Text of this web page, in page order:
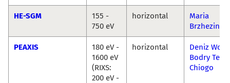
HE-SGM
155 -
750 eV
horizontal
Maria
PEAXIS
180 eV -
1600 eV
(RIXS:
200 eV -
horizontal
Deniz Wong
Bodry
Chiogo